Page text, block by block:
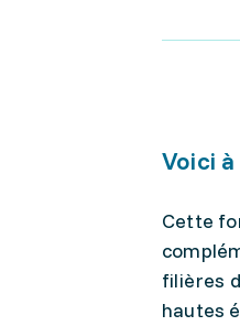
Voici
Cette
filières
hautes